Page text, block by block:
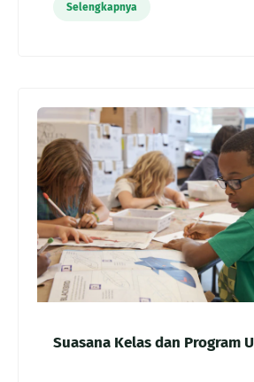
Selengkapnya
Suasana Kelas dan Program